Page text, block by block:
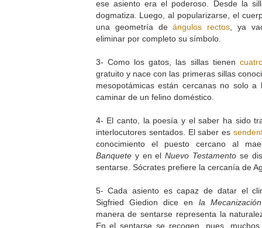
ese asiento era el poderoso. Desde la
dogmatiza. Luego, al popularizarse, el
una geometría deángulos rectos , ya
eliminar por completo su símbolo.
3- Como los gatos, las sillas tienen
gratuito y nace con las primeras sillas
mesopotámicas están cercanas no solo
caminar de un felino doméstico.
4- El canto, la poesía y el saber ha sido
interlocutores sentados. El saber es
conocimiento el puesto cercano al
Banquetey en elNuevo Testamento se
sentarse. Sócrates prefiere la cercanía de
5- Cada asiento es capaz de datar el
Sigfried Giedion dice en la
manera de sentarse representa la
En el sentarse se recogen, pues,